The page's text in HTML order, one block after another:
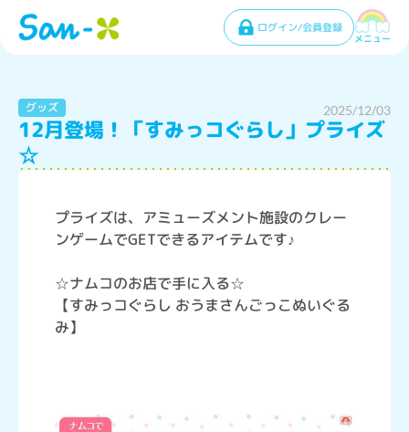
ログイン/会員登録
メニュー
グッズ 2025/12/03
12月登場！「すみっコぐらし」プライズ
☆
プライズは、アミューズメント施設のクレー
ンゲームでGETできるアイテムです♪
☆ナムコのお店で手に入る☆
【すみっコぐらし おうまさんごっこぬいぐる
み】